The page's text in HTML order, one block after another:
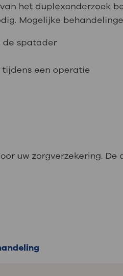
het duplexonderzoek
Mogelijke
de spatader
een operatie
uw zorgverzekering.